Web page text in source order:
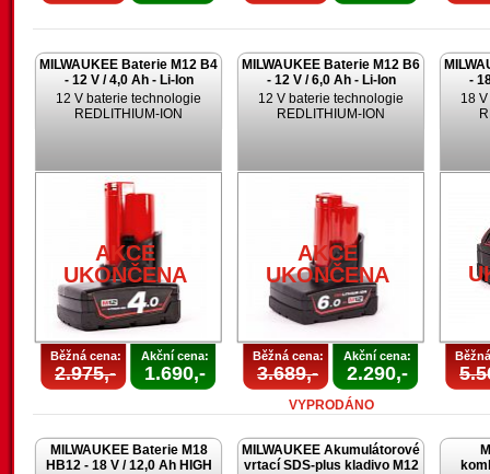
MILWAUKEE Baterie M12 B4
- 12 V / 4,0 Ah - Li-Ion
12 V baterie technologie
REDLITHIUM-ION
AKCE
UKONČENA
Běžná cena:
2.975,-
Akční cena:
1.690,-
MILWAUKEE Baterie M12 B6
- 12 V / 6,0 Ah - Li-Ion
12 V baterie technologie
REDLITHIUM-ION
AKCE
UKONČENA
Běžná cena:
3.689,-
Akční cena:
2.290,-
VYPRODÁNO
-
18
MILWAUKEE Baterie M18
HB12 - 18 V / 12,0 Ah HIGH
MILWAUKEE Akumulátorové
vrtací SDS-plus kladivo M12